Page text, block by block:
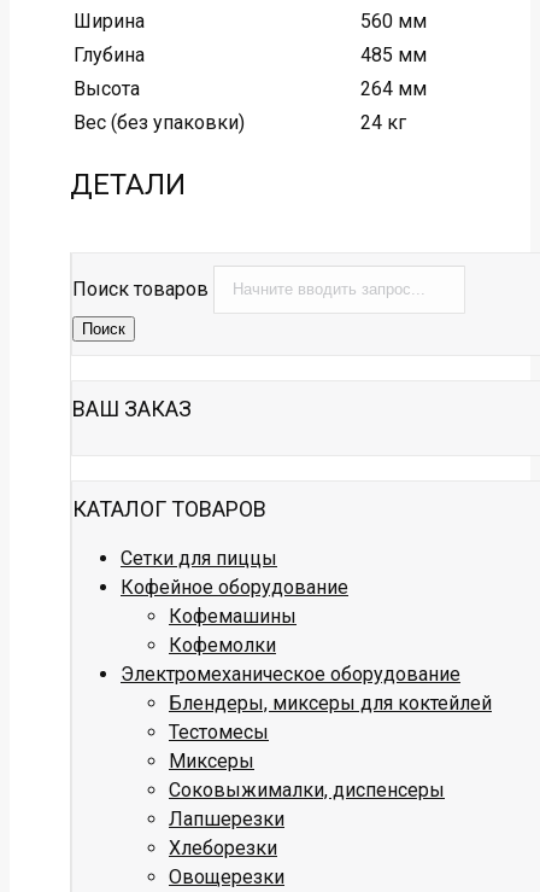
Ширина
560 мм
Глубина
485 мм
Высота
264 мм
Вес (без упаковки)
24 кг
ДЕТАЛИ
Поиск товаров
Поиск
ВАШ ЗАКАЗ
КАТАЛОГ ТОВАРОВ
Сетки для пиццы
Кофейное оборудование
Кофемашины
Кофемолки
Электромеханическое оборудование
Блендеры, миксеры для коктейлей
Тестомесы
Миксеры
Соковыжималки, диспенсеры
Лапшерезки
Хлеборезки
Овощерезки